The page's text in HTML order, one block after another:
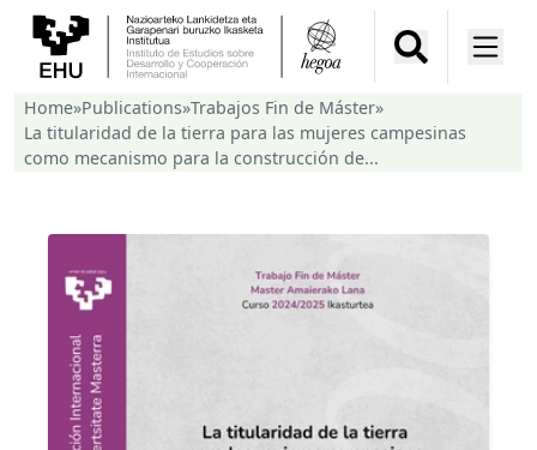
Home»Publications»Trabajos Fin de Máster»
La titularidad de la tierra para las mujeres campesinas
como mecanismo para la construcción de...